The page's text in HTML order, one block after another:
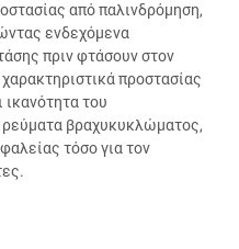
από παλινδρόμηση,
ενδεχόμενα
πριν φτάσουν στον
προστασίας
του
ρεύματα βραχυκυκλώματος,
τόσο για τον